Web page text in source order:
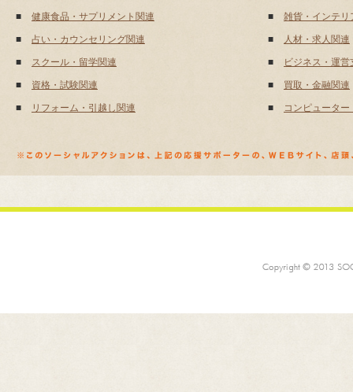
健康食品・サプリメント関連
■
占い・カウンセリング関連
■
スクール・留学関連
■
資格・試験関連
■
リフォーム・引越し関連
■
雑貨・インテリ
■
人材・求人関連
■
ビジネス・運営
■
買取・金融関連
■
コンピュータ
■